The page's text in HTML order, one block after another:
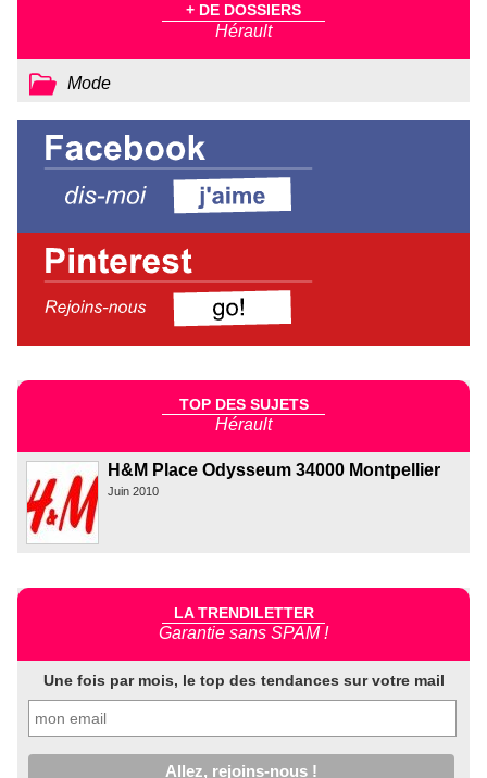
+ DE DOSSIERS
Hérault
Mode
TOP DES SUJETS
Hérault
H&M Place Odysseum 34000 Montpellier
Juin 2010
LA TRENDILETTER
Garantie sans SPAM !
Une fois par mois, le top des tendances sur votre mail